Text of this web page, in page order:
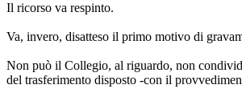
Il ricorso va respinto.
Va, invero, disatteso il primo motivo di
Non può il Collegio, al riguardo, non
del trasferimento disposto -con il